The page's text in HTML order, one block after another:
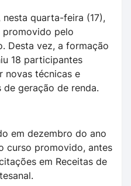
quarta-feira (17),
promovido pelo
Desta vez, a formação
18 participantes
novas técnicas e
geração de renda.
em dezembro do ano
curso promovido, antes
em Receitas de